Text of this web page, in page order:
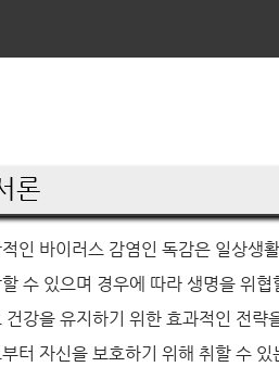
론
인 바이러스 감염인 독감은 일상생
수 있으며 경우에 따라 생명을 위
건강을 유지하기 위한 효과적인 전
터 자신을 보호하기 위해 취할 수